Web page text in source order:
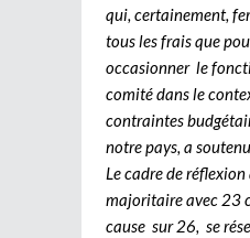
qui, certainement,
tous les frais que
occasionner le
comité dans le
contraintes
notre pays, a
Le cadre de réflexion
majoritaire avec 23
cause sur 26, se